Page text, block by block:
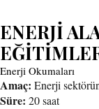
ENERJİ
Enerji Okumaları
Amaç: Enerji
Süre: 20 saat